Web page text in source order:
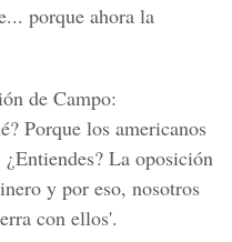
porque ahora la
de Campo:
Porque los americanos
La oposición
y por eso, nosotros
con ellos'.